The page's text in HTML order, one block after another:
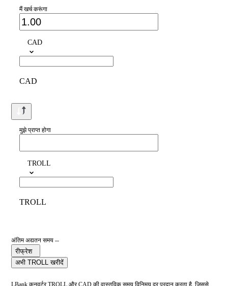
मैं खर्च करूंगा
CAD
CAD
मुझे प्राप्त होगा
TROLL
TROLL
अंतिम अद्यतन समय --
रीफ्रेश
अभी TROLL खरीदें